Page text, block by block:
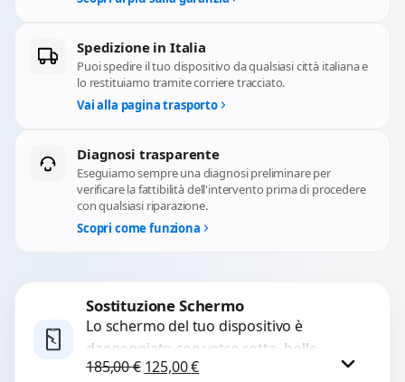
Spedizione in Italia
Puoi spedire il tuo dispositivo da qualsiasi città italiana e
lo restituiamo tramite corriere tracciato.
Vai alla pagina trasporto
Diagnosi trasparente
Eseguiamo sempre una diagnosi preliminare per
verificare la fattibilità dell'intervento prima di procedere
con qualsiasi riparazione.
Scopri come funziona
Sostituzione Schermo
Lo schermo del tuo dispositivo è
danneggiato con vetro rotto, bolle,
macchie, schermo nero o pixel morti?
185,00€ Il prezzo originale era: 185,00 €.
125,00€Il prezzo attuale è: 125,00 €.